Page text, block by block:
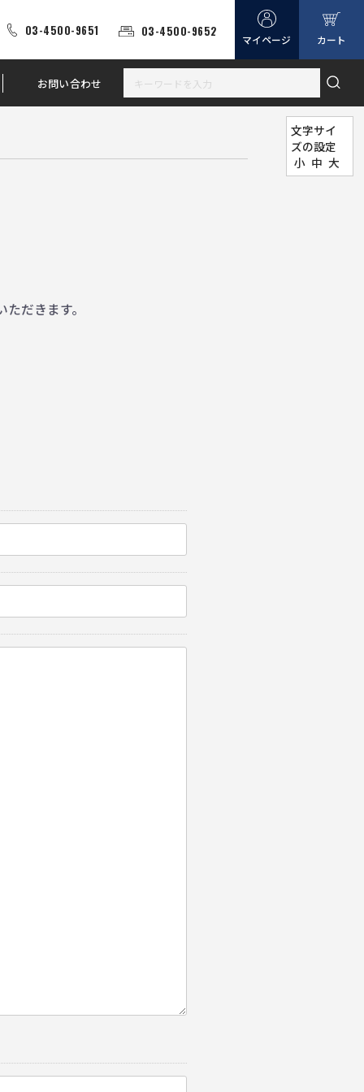
03-4500-9651 03-4500-9652
マイページ カート
お問い合わせ
だきます。
文字サイ
ズの設定
小 中 大